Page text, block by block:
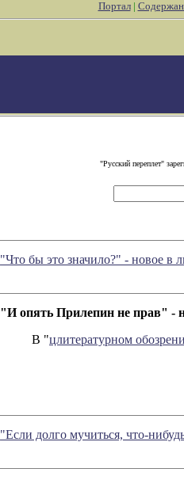
Портал|
"Русский переплет"
"Что бы это значило?" - новое в
"И опять Прилепин не прав" -
В "цлитературном
"Если долго мучиться, что-